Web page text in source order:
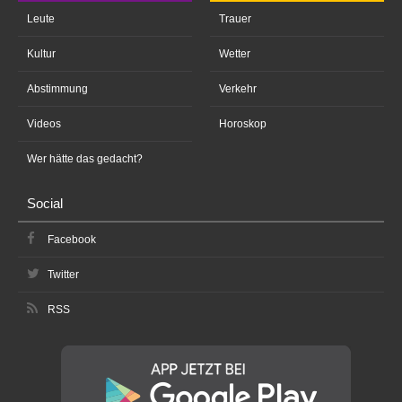
Leute
Kultur
Abstimmung
Videos
Wer hätte das gedacht?
Trauer
Wetter
Verkehr
Horoskop
Social
Facebook
Twitter
RSS